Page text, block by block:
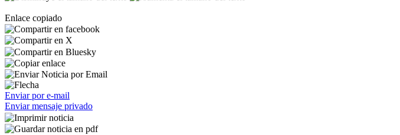
Enlace copiado
Enviar por e-mail
Enviar mensaje privado